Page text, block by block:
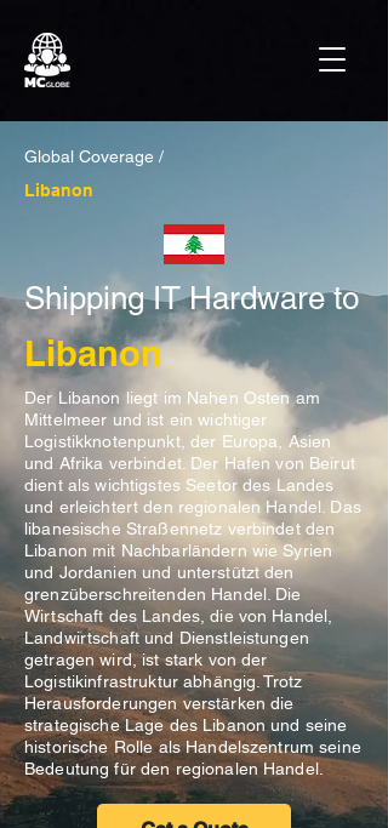
Global Coverage /
Libanon
Shipping IT Hardware to
Libanon
Der Libanon liegt im Nahen Osten am
Mittelmeer und ist ein wichtiger
Logistikknotenpunkt, der Europa, Asien
und Afrika verbindet. Der Hafen von Beirut
dient als wichtigstes Seetor des Landes
und erleichtert den regionalen Handel. Das
libanesische Straßennetz verbindet den
Libanon mit Nachbarländern wie Syrien
und Jordanien und unterstützt den
grenzüberschreitenden Handel. Die
Wirtschaft des Landes, die von Handel,
Landwirtschaft und Dienstleistungen
getragen wird, ist stark von der
Logistikinfrastruktur abhängig. Trotz
Herausforderungen verstärken die
strategische Lage des Libanon und seine
historische Rolle als Handelszentrum seine
Bedeutung für den regionalen Handel.